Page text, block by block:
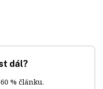
dál?
% článku.